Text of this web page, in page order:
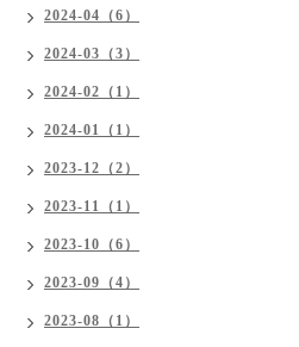
2024-04（6）
2024-03（3）
2024-02（1）
2024-01（1）
2023-12（2）
2023-11（1）
2023-10（6）
2023-09（4）
2023-08（1）